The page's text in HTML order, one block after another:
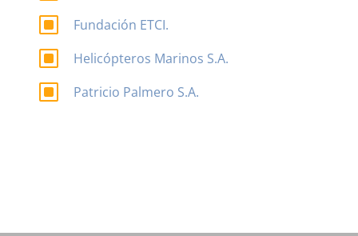
W Fundación ETCI.
W Helicópteros Marinos S.A.
W Patricio Palmero S.A.